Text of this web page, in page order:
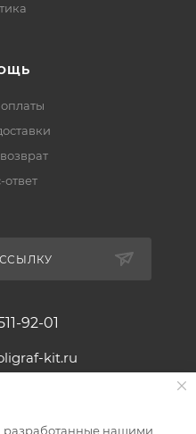
92-01
kit.ru
ТЦ "Альтус"
Малое Зеленое
разработанные нашими